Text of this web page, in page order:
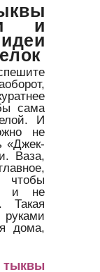
и
сама
И
не
«Джек-
Ваза,
чтобы
и не
Такая
руками
дома,
тыквы